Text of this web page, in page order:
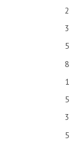
2
3
5
8
1
5
3
5